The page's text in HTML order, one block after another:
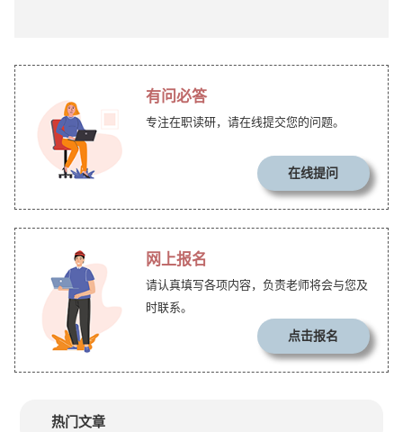
有问必答
专注在职读研，请在线提交您的问题。
在线提问
网上报名
请认真填写各项内容，负责老师将会与您及
时联系。
点击报名
热门文章